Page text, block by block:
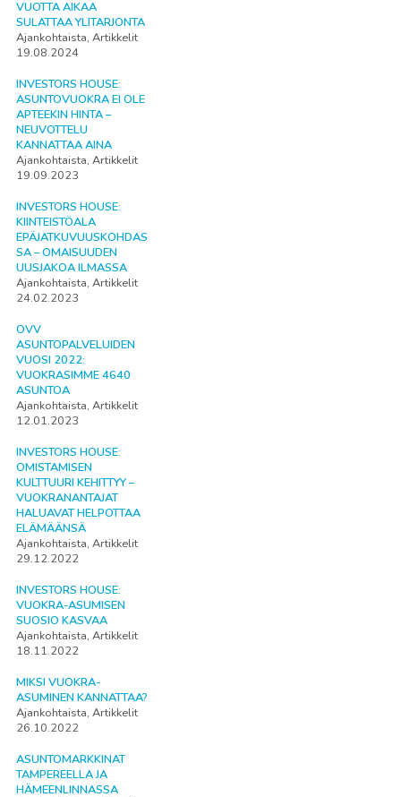
VUOTTA AIKAA
SULATTAA YLITARJONTA
Ajankohtaista, Artikkelit
19.08.2024
INVESTORS HOUSE:
ASUNTOVUOKRA EI OLE
APTEEKIN HINTA –
NEUVOTTELU
KANNATTAA AINA
Ajankohtaista, Artikkelit
19.09.2023
INVESTORS HOUSE:
KIINTEISTÖALA
EPÄJATKUVUUSKOHDAS
SA – OMAISUUDEN
UUSJAKOA ILMASSA
Ajankohtaista, Artikkelit
24.02.2023
OVV
ASUNTOPALVELUIDEN
VUOSI 2022:
VUOKRASIMME 4640
ASUNTOA
Ajankohtaista, Artikkelit
12.01.2023
INVESTORS HOUSE:
OMISTAMISEN
KULTTUURI KEHITTYY –
VUOKRANANTAJAT
HALUAVAT HELPOTTAA
ELÄMÄÄNSÄ
Ajankohtaista, Artikkelit
29.12.2022
INVESTORS HOUSE:
VUOKRA-ASUMISEN
SUOSIO KASVAA
Ajankohtaista, Artikkelit
18.11.2022
MIKSI VUOKRA-
ASUMINEN KANNATTAA?
Ajankohtaista, Artikkelit
26.10.2022
ASUNTOMARKKINAT
TAMPEREELLA JA
HÄMEENLINNASSA